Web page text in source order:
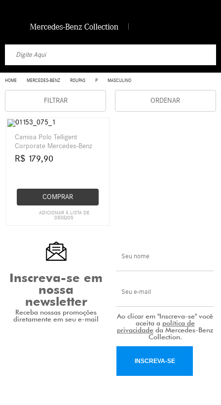
HOME MERCEDES-BENZ ROUPAS P MASCULINO
ORDENAR
FILTRAR
Camisa Polo Telligent
Corporate Mercedes-Benz
R$ 179,90
COMPRAR
ADICIONAR À LISTA DE
DESEJOS
Inscreva-se em
nossa
newsletter
Receba nossas promoções
diretamente em seu e-mail Ao clicar em "Inscreva-se" você
aceita a política de
privacidade da Mercedes-Benz
Collection.
INSCREVA-SE